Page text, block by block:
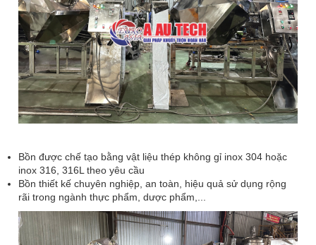
Bồn được chế tạo bằng vật liệu thép không gỉ inox 304 hoặc
inox 316, 316L theo yêu cầu
Bồn thiết kế chuyên nghiệp, an toàn, hiệu quả sử dụng rộng
rãi trong ngành thực phẩm, dược phẩm,...